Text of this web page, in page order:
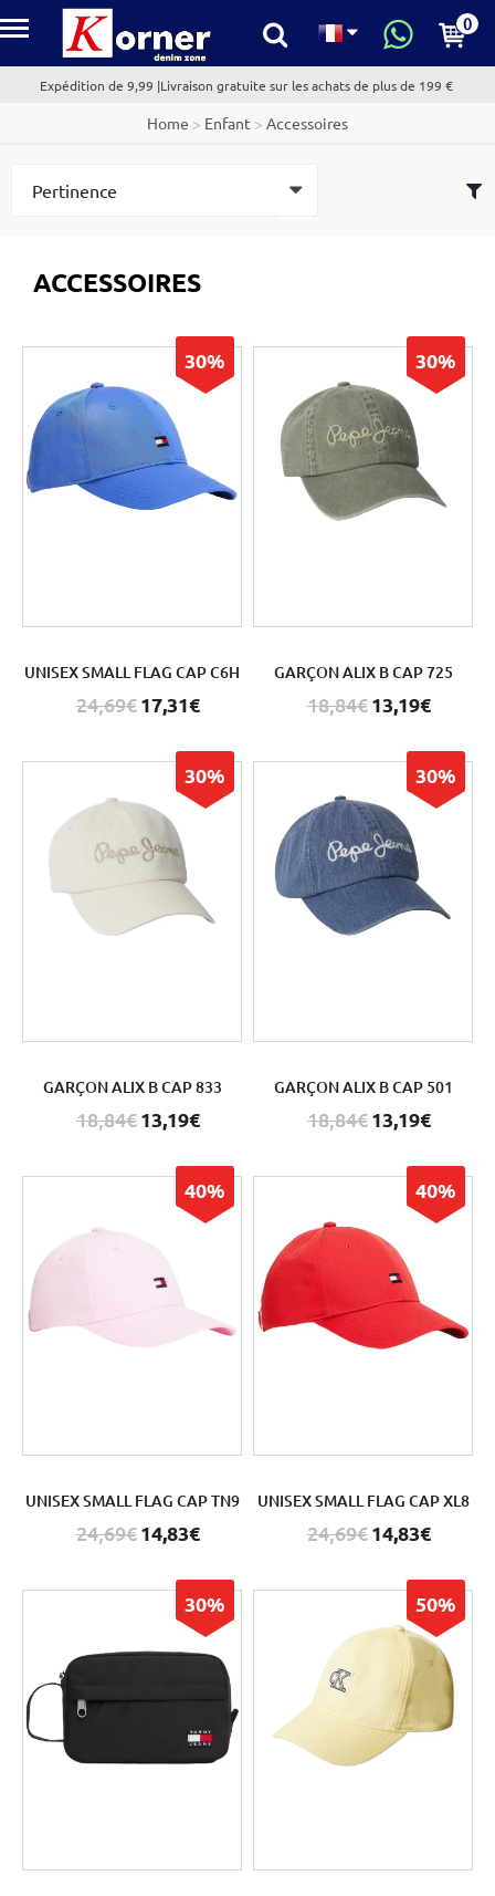
kornerdenim.com 0
Expédition de 9,99 |Livraison gratuite sur les achats de plus de 199 €
Home > Enfant > Accessoires
ACCESSOIRES
30%
UNISEX SMALL FLAG CAP C6H
24,69€17,31€
30%
GARÇON ALIX B CAP 725
18,84€13,19€
30%
GARÇON ALIX B CAP 833
18,84€13,19€
30%
GARÇON ALIX B CAP 501
18,84€13,19€
40%
UNISEX SMALL FLAG CAP TN9
24,69€14,83€
40%
UNISEX SMALL FLAG CAP XL8
24,69€14,83€
30% 50%